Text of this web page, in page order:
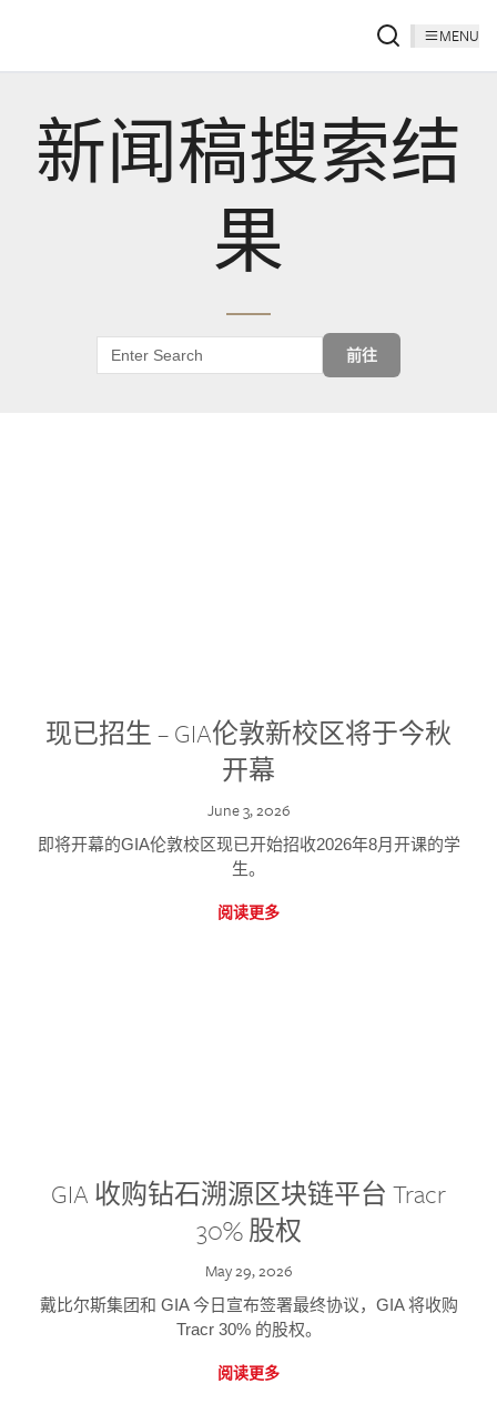
MENU
新闻稿搜索结
果
前往
现已招生 – GIA伦敦新校区将于今秋
开幕
June 3, 2026
即将开幕的GIA伦敦校区现已开始招收2026年8月开课的学
生。
阅读更多
GIA 收购钻石溯源区块链平台 Tracr
30% 股权
May 29, 2026
戴比尔斯集团和 GIA 今日宣布签署最终协议，GIA 将收购
Tracr 30% 的股权。
阅读更多